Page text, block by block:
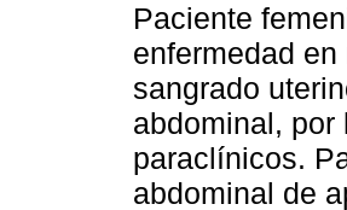
Paciente
enfermedad
sangrado
abdominal, por
paraclínicos.
abdominal de